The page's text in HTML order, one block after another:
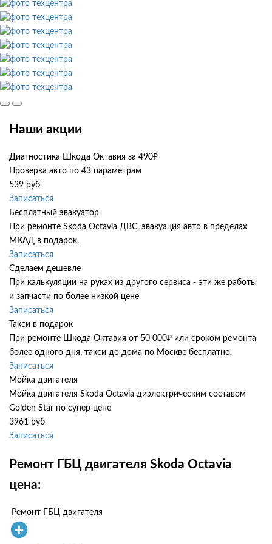
Наши акции
Диагностика Шкода Октавия за 490₽
Проверка авто по 43 параметрам
539 руб
Записаться
Бесплатный эвакуатор
При ремонте Skoda Octavia ДВС, эвакуация авто в пределах
МКАД в подарок.
Записаться
Сделаем дешевле
При калькуляции на руках из другого сервиса - эти же работы
и запчасти по более низкой цене
Записаться
Такси в подарок
При ремонте Шкода Октавия от 50 000₽ или сроком ремонта
более одного дня, такси до дома по Москве бесплатно.
Записаться
Мойка двигателя
Мойка двигателя Skoda Octavia диэлектрическим составом
Golden Star по супер цене
3961 руб
Записаться
Ремонт ГБЦ двигателя Skoda Octavia
цена:
Ремонт ГБЦ двигателя